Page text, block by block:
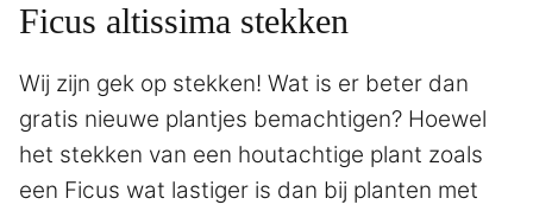
Ficus altissima stekken
Wij zijn gek op stekken! Wat is er beter dan
gratis nieuwe plantjes bemachtigen? Hoewel
het stekken van een houtachtige plant zoals
een Ficus wat lastiger is dan bij planten met